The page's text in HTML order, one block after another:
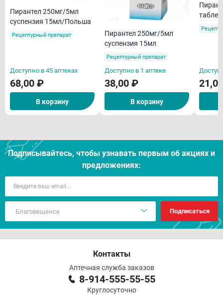
Пирантел 250мг/5мл
суспензия 15мл/Польша
Рецептурный препарат
Доступно в 45 аптеках
68,00 ₽
В корзину
Пирантел 250мг/5мл
суспензия 15мл
Рецептурный препарат
Доступно в 1 аптеке
38,00 ₽
В корзину
Подписывайтесь, чтобы узнавать первым об акцияx и
предложениях:
Подписаться
Контакты
Аптечная служба заказов
8-914-555-55-55
Круглосуточно